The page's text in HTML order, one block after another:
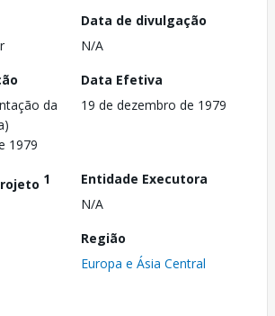
Data de divulgação
N/A
da
1979
Data Efetiva
19 de dezembro de 1979
1
Entidade Executora
N/A
Região
Europa e Ásia Central